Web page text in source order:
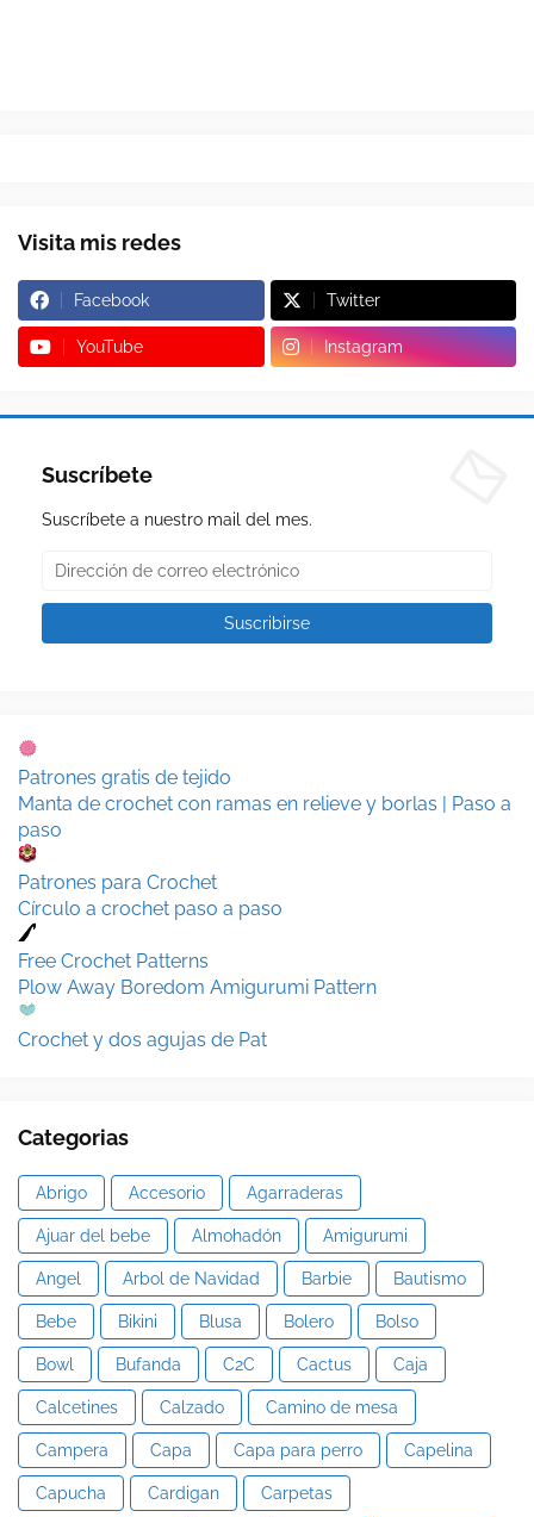
Visita mis redes
Facebook Twitter
YouTube Instagram
Suscríbete
Suscríbete a nuestro mail del mes.
Patrones gratis de tejido
Manta de crochet con ramas en relieve y borlas | Paso a
paso
Patrones para Crochet
Círculo a crochet paso a paso
Free Crochet Patterns
Plow Away Boredom Amigurumi Pattern
Crochet y dos agujas de Pat
Categorias
Abrigo Accesorio Agarraderas
Ajuar del bebe Almohadón Amigurumi
Angel Arbol de Navidad Barbie Bautismo
Bebe Bikini Blusa Bolero Bolso
Bowl Bufanda C2C Cactus Caja
Calcetines Calzado Camino de mesa
Campera Capa Capa para perro Capelina
Capucha Cardigan Carpetas